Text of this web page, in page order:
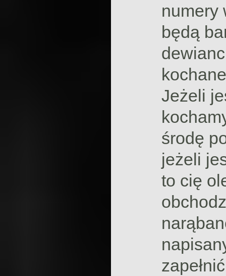
numery
będą
Jeżeli
środę
jeżeli
to cię